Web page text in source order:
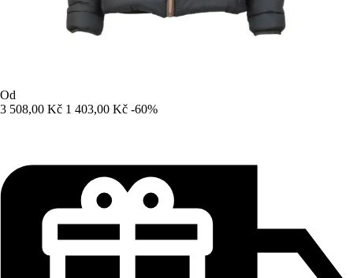
Od
3 508,00 Kč 1 403,00 Kč -60%